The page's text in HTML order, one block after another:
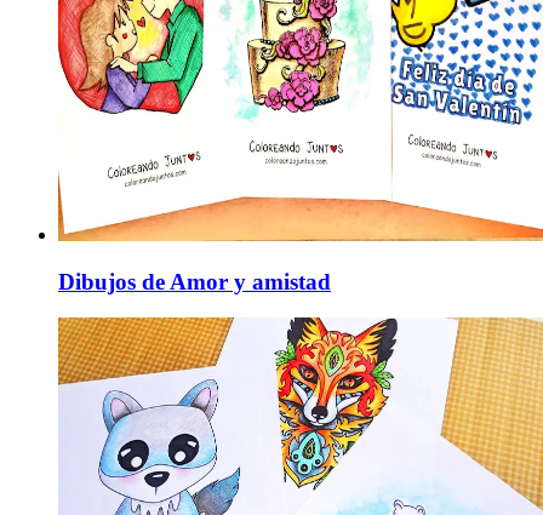
Dibujos de Amor y amistad